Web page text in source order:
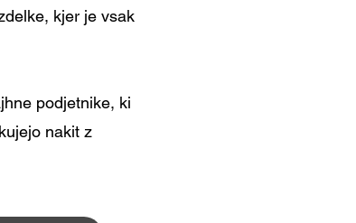
kjer je vsak
podjetnike, ki
nakit z